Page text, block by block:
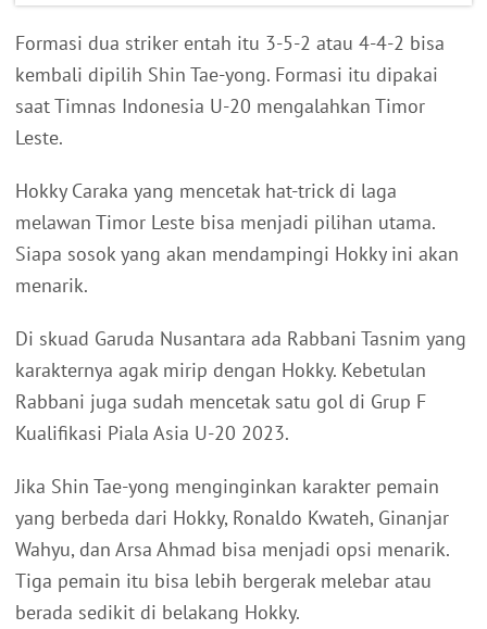
Formasi dua striker entah itu 3-5-2 atau 4-4-2 bisa
kembali dipilih Shin Tae-yong. Formasi itu dipakai
saat Timnas Indonesia U-20 mengalahkan Timor
Leste.
Hokky Caraka yang mencetak hat-trick di laga
melawan Timor Leste bisa menjadi pilihan utama.
Siapa sosok yang akan mendampingi Hokky ini akan
menarik.
Di skuad Garuda Nusantara ada Rabbani Tasnim yang
karakternya agak mirip dengan Hokky. Kebetulan
Rabbani juga sudah mencetak satu gol di Grup F
Kualifikasi Piala Asia U-20 2023.
Jika Shin Tae-yong menginginkan karakter pemain
yang berbeda dari Hokky, Ronaldo Kwateh, Ginanjar
Wahyu, dan Arsa Ahmad bisa menjadi opsi menarik.
Tiga pemain itu bisa lebih bergerak melebar atau
berada sedikit di belakang Hokky.